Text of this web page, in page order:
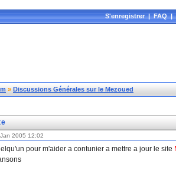
S'enregistrer|FAQ|
» Discussions Générales sur le Mezoued
2005 12:02
pour m'aider a contunier a mettre a jour le site